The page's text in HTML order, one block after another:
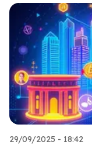
29/09/2025 - 18:42